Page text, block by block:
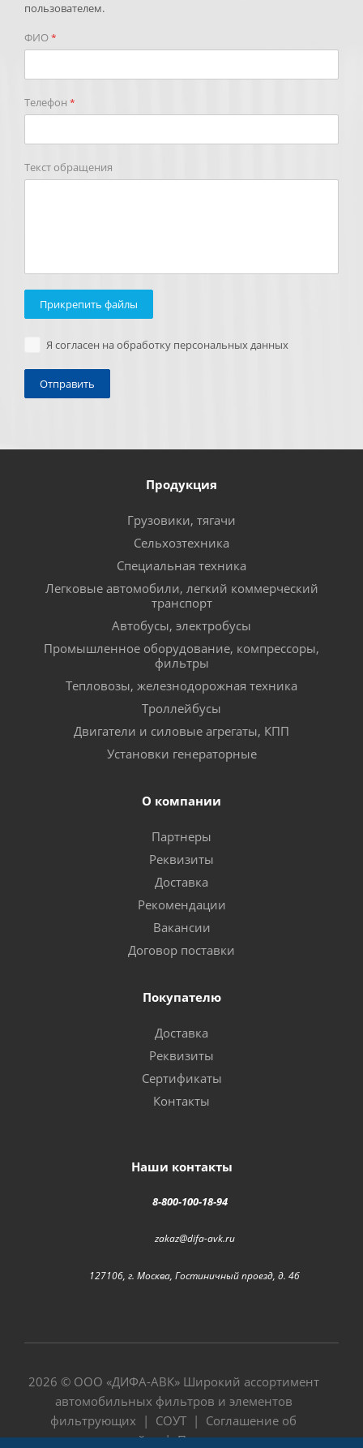
пользователем.
ФИО*
Телефон *
Текст обращения
Прикрепить файлы
Я согласен на обработку персональных данных
Продукция
Грузовики, тягачи
Сельхозтехника
Специальная техника
Легковые автомобили, легкий коммерческий
транспорт
Автобусы, электробусы
Промышленное оборудование, компрессоры,
фильтры
Тепловозы, железнодорожная техника
Троллейбусы
Двигатели и силовые агрегаты, КПП
Установки генераторные
О компании
Партнеры
Реквизиты
Доставка
Рекомендации
Вакансии
Договор поставки
Покупателю
Доставка
Реквизиты
Сертификаты
Контакты
Наши контакты
8-800-100-18-94
zakaz@difa-avk.ru
127106, г. Москва, Гостиничный проезд, д. 4б
2026 © ООО «ДИФА-АВК» Широкий ассортимент
автомобильных фильтров и элементов
фильтрующих | СОУТ | Соглашение об
использовании сайта|Политика в отношении